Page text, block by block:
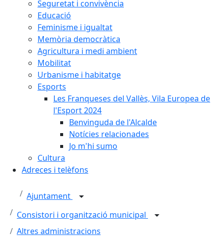
Seguretat i convivència
Educació
Feminisme i igualtat
Memòria democràtica
Agricultura i medi ambient
Mobilitat
Urbanisme i habitatge
Esports
Les Franqueses del Vallès, Vila Europea de
l'Esport 2024
Benvinguda de l'Alcalde
Notícies relacionades
Jo m'hi sumo
Cultura
Adreces i telèfons
Ajuntament
Consistori i organització municipal
Altres administracions